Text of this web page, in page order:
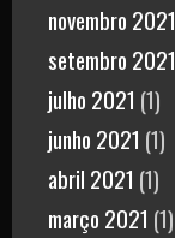
novembro 2021
setembro 2021
julho 2021 (1)
junho 2021 (1)
abril 2021 (1)
março 2021 (1)